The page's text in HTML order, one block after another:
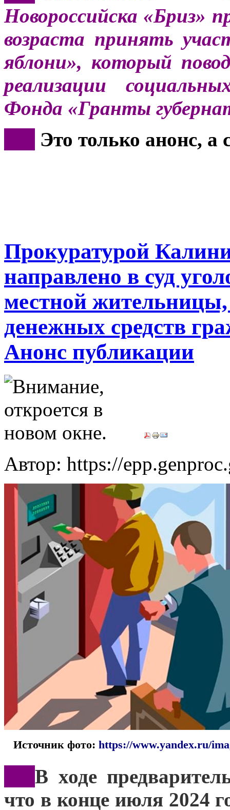
Новороссийска «Бриз»
возраста принять
яблони», который
реализации
Фонда «Гранты
Это только анонс,
Прокуратурой
направлено в суд
местной
денежных средств
Анонс публикации
Автор: https://
Источник фото: https://www.yandex.ru/
В ходе
что в конце июля 2024